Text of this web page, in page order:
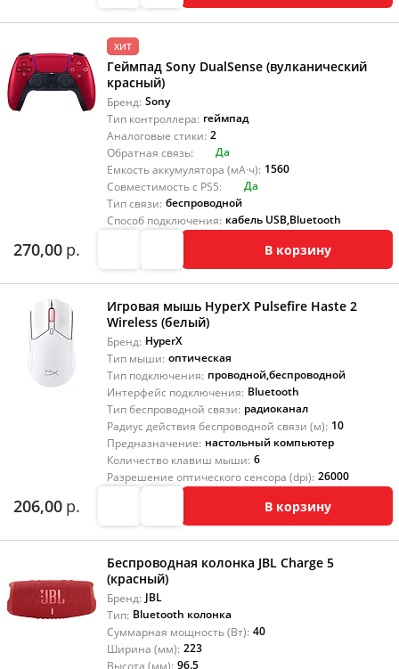
ХИТ
Геймпад Sony DualSense (вулканический
красный)
Бренд: Sony
Тип контроллера: геймпад
Аналоговые стики: 2
Обратная связь:
Да
Емкость аккумулятора (мА·ч): 1560
Совместимость с PS5:
Да
Тип связи: беспроводной
Способ подключения: кабель USB,Bluetooth
270,00 р. В корзину
Игровая мышь HyperX Pulsefire Haste 2
Wireless (белый)
Бренд: HyperX
Тип мыши: оптическая
Тип подключения: проводной,беспроводной
Интерфейс подключения: Bluetooth
Тип беспроводной связи: радиоканал
Радиус действия беспроводной связи (м): 10
Предназначение: настольный компьютер
Количество клавиш мыши: 6
Разрешение оптического сенсора (dpi): 26000
206,00 р. В корзину
Беспроводная колонка JBL Charge 5
(красный)
Бренд: JBL
Тип: Bluetooth колонка
Суммарная мощность (Вт): 40
Ширина (мм): 223
Высота (мм): 96.5